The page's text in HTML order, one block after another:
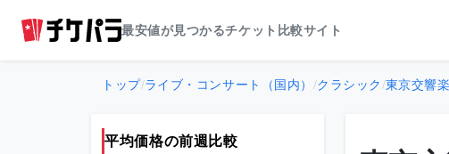
最安値が見つかるチケット比較サイト
トップ/ライブ・コンサート（国内） /クラシック /東京交響
平均価格の前週比較